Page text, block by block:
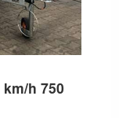
h 750